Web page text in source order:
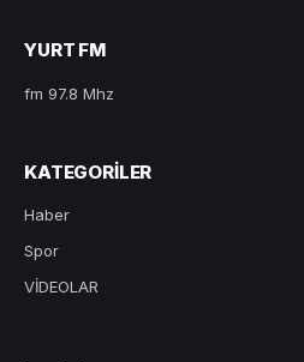
YURT FM
fm 97.8 Mhz
KATEGORILER
Haber
Spor
VİDEOLAR